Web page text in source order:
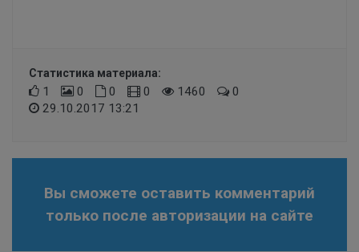
Статистика материала:
1 0 0 0 1460
0
29.10.2017 13:21
Вы сможете оставить комментарий
только после авторизации на сайте